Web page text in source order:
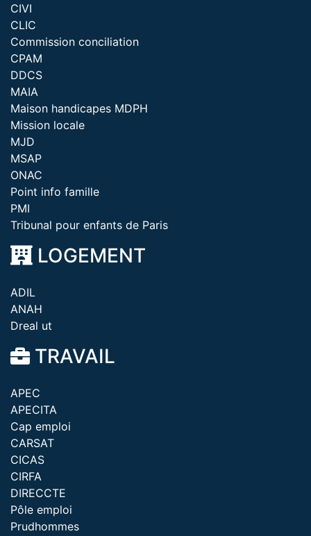
CIVI
CLIC
Commission conciliation
CPAM
DDCS
MAIA
Maison handicapes MDPH
Mission locale
MJD
MSAP
ONAC
Point info famille
PMI
Tribunal pour enfants de Paris
LOGEMENT
ADIL
ANAH
Dreal ut
TRAVAIL
APEC
APECITA
Cap emploi
CARSAT
CICAS
CIRFA
DIRECCTE
Pôle emploi
Prudhommes